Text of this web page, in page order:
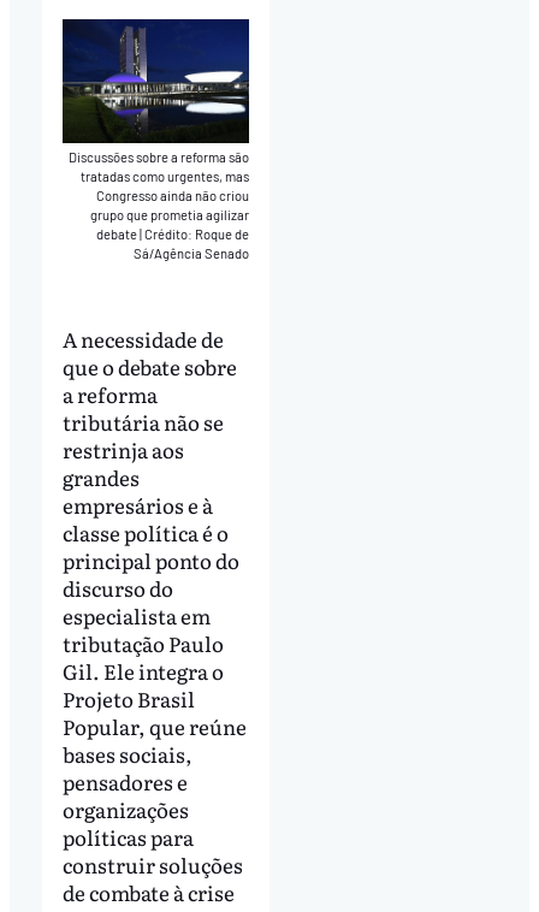
Discussões sobre a reforma são
tratadas como urgentes, mas
Congresso ainda não criou
grupo que prometia agilizar
debate Crédito: Roque de
Sá/Agência Senado
A necessidade de
que o debate sobre
a reforma
tributária não se
restrinja aos
grandes
empresários e à
classe política é o
principal ponto do
discurso do
especialista em
tributação Paulo
Gil. Ele integra o
Projeto Brasil
Popular, que reúne
bases sociais,
pensadores e
organizações
políticas para
construir soluções
de combate à crise